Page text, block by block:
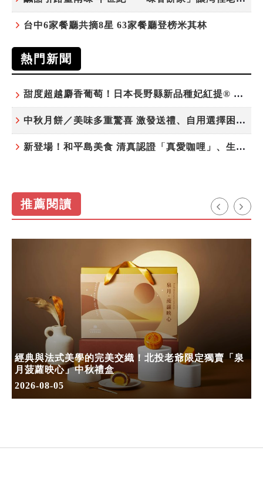
台中6家餐廳共摘8星 63家餐廳登榜米其林
熱門新聞
甜度超越麝香葡萄！日本長野縣新品種妃紅提® 微風超市限期販售
中秋月餅／美味多重驚喜 激發送禮、自用選擇困難症
新登場！和平島美食 清真認證「真愛咖哩」、生態飲食「禾口丘」
推薦閱讀
經典與法式美學的完美交織！北投老爺限定獨賣「泉
月菠蘿映心」中秋禮盒
2026-08-05